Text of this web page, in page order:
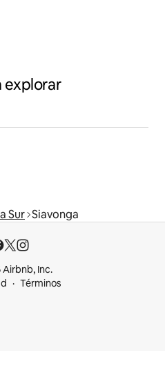
explorar
Sur Siavonga
Inc.
Términos